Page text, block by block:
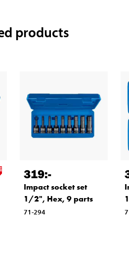
products
319:-
Impact socket set
1/2", Hex, 9 parts
71-294